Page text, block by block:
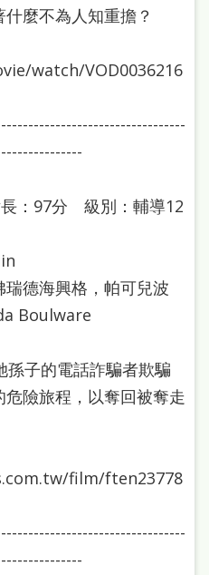
麼不為人知重擔？
watch/VOD0036216
：97分 級別：輔導12
德海興格，帕可兒波
Boulware
孫子的電話詐騙者欺騙
險旅程，以奪回被奪走
film/ften23778